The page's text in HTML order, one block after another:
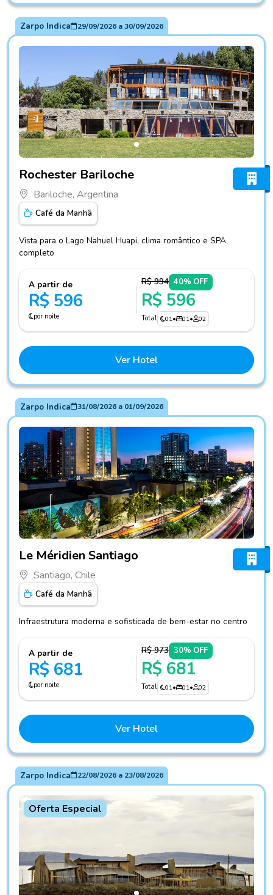
Zarpo Indica 29/09/2026a30/09/2026
Rochester Bariloche
Bariloche, Argentina
Café da Manhã
Vista para o Lago Nahuel Huapi, clima romântico e SPA
completo
A partir de
R$ 596
por noite
R$ 994 40% OFF
R$ 596
Total 01• 01• 02
Ver Hotel
Zarpo Indica 31/08/2026a 01/09/2026
Le Méridien Santiago
Santiago, Chile
Café da Manhã
Infraestrutura moderna e sofisticada de bem-estar no centro
A partir de
R$ 681
por noite
R$ 973 30% OFF
R$ 681
Total 01• 01• 02
Ver Hotel
Zarpo Indica 22/08/2026a 23/08/2026
Oferta Especial